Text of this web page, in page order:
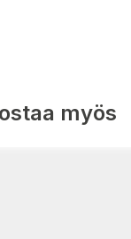
myös